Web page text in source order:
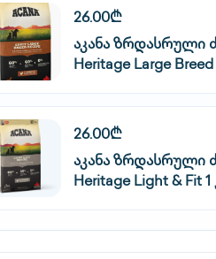
26.00₾
აკანა ზრდასრული
Heritage Large Breed
26.00₾
აკანა ზრდასრული
Heritage Light & Fit 1